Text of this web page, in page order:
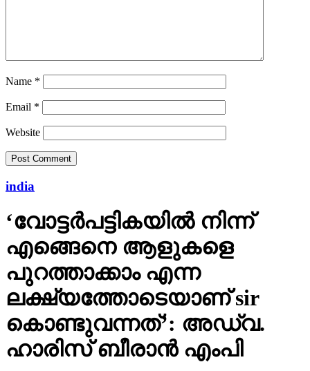
Name *
Email *
Website
india
‘വോട്ടര്‍പട്ടികയില്‍ നിന്ന്
എങ്ങെനെ ആളുകളെ
പുറത്താക്കാം എന്ന
ലക്ഷ്യത്തോടെയാണ് sir
കൊണ്ടുവന്നത്’: അഡ്വ.
ഹാരിസ് ബീരാൻ എംപി